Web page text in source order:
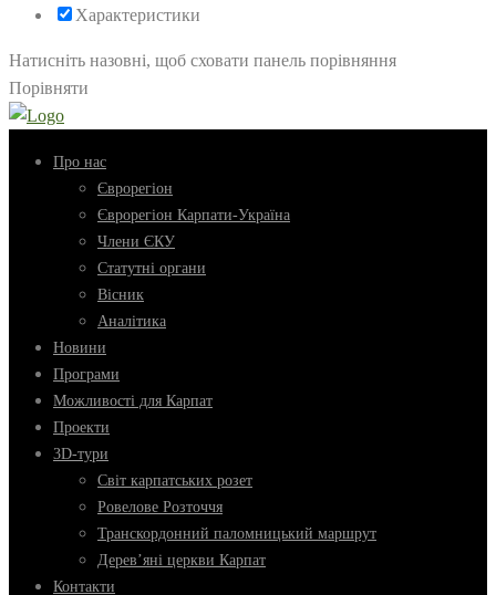
Характеристики
Натисніть назовні, щоб сховати панель порівняння
Порівняти
Про нас
Єврорегіон
Єврорегіон Карпати-Україна
Члени ЄКУ
Статутні органи
Вісник
Аналітика
Новини
Програми
Можливості для Карпат
Проекти
3D-тури
Світ карпатських розет
Ровелове Розточчя
Транскордонний паломницький маршрут
Дерев’яні церкви Карпат
Контакти